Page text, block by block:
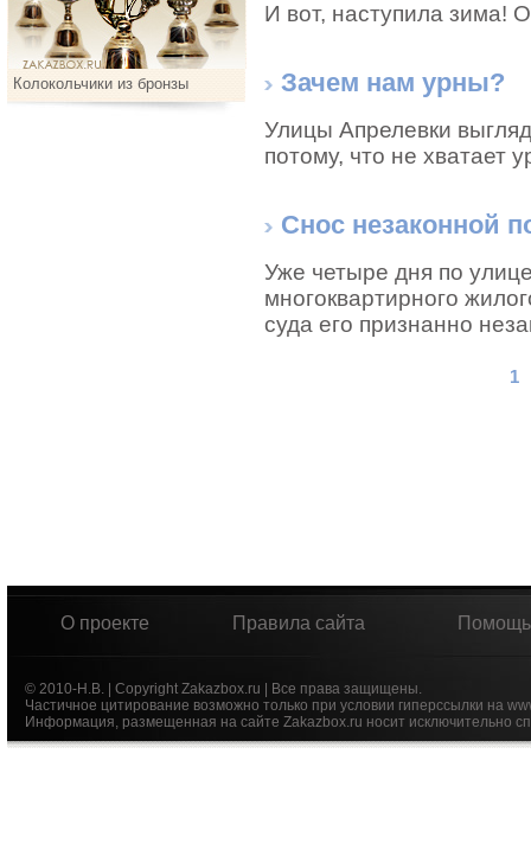
Колокольчики из бронзы
И вот, наступила зима!
Зачем нам урны?
Улицы Апрелевки
потому, что не хватает
Снос незаконной
Уже четыре дня по
многоквартирного
суда его признанно
1
О проекте Правила сайта Помощь
© 2010-Н.В. | Copyright Zakazbox.ru | Все права защищены.
Частичное цитирование возможно только при условии гиперссылки на
Информация, размещенная на сайте Zakazbox.ru носит исключительно